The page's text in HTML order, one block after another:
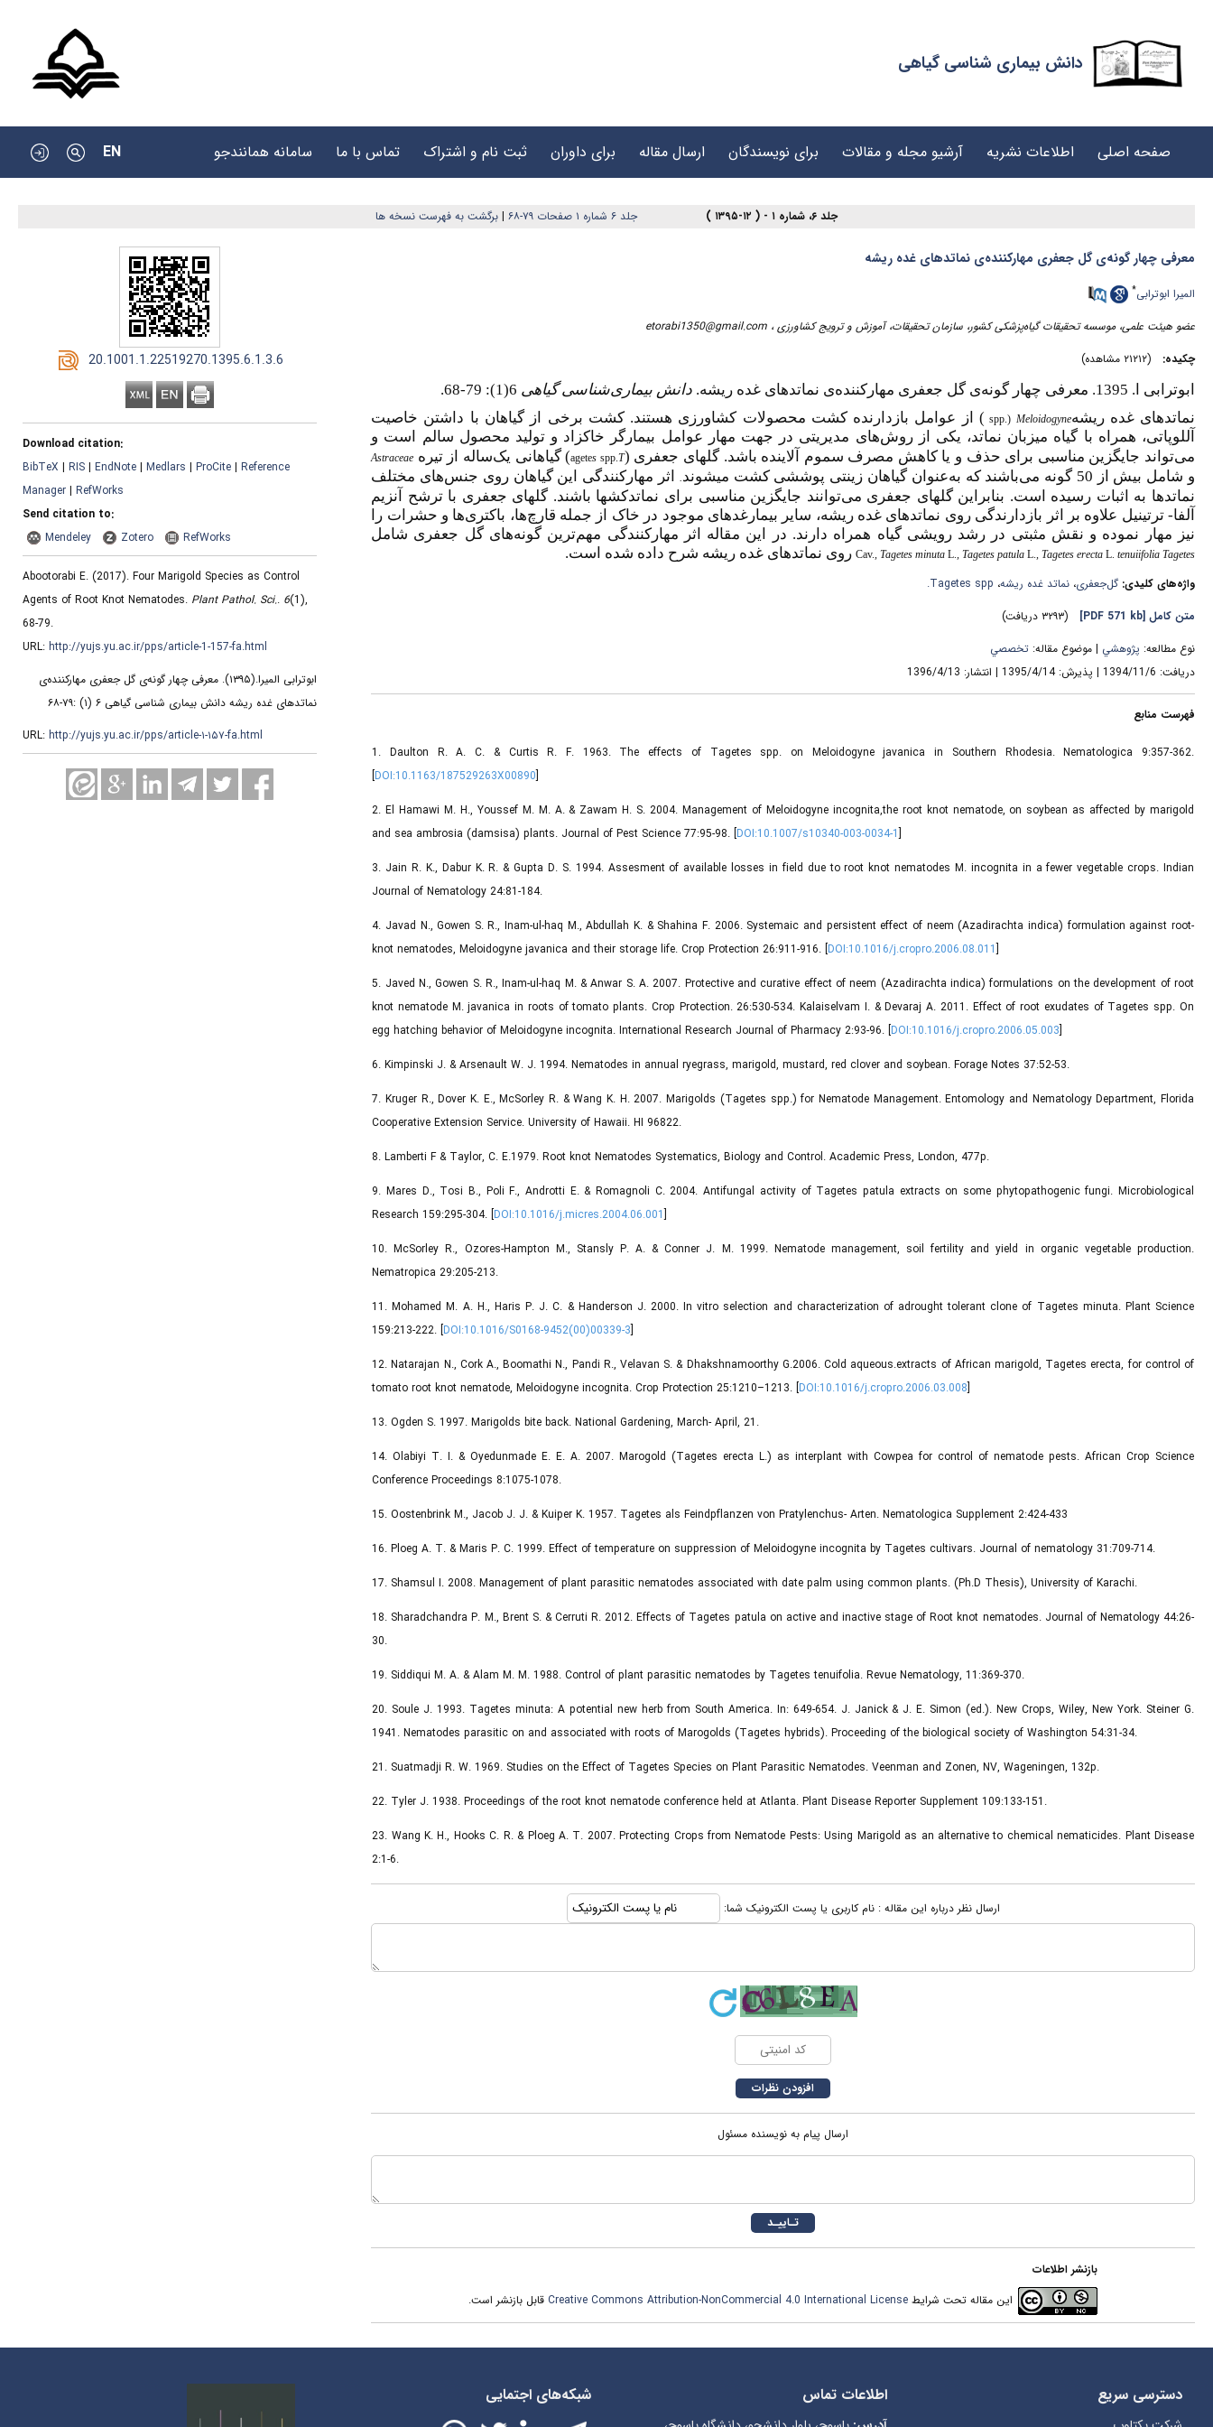
دانش بیماری شناسی گیاهی
صفحه اصلی اطلاعات نشریه آرشیو مجله و مقالات برای نویسندگان ارسال مقاله برای داوران ثبت نام و اشتراک تماس با ما سامانه همانندجو EN
جلد ۶، شماره ۱ - ( ۱۲-۱۳۹۵ ) جلد ۶ شماره ۱ صفحات ۷۹-۶۸ | برگشت به فهرست نسخه ها
‎ 20.1001.1.22519270.1395.6.1.3.6
Download citation:
BibTeX | RIS | EndNote | Medlars | ProCite | Reference
Manager | RefWorks
Send citation to:
Mendeley
Zotero RefWorks
Abootorabi E. (2017). Four Marigold Species as Control
Agents of Root Knot Nematodes. Plant Pathol. Sci.. 6(1),
68-79.
URL: http://yujs.yu.ac.ir/pps/article-1-157-fa.html
ابوترابی المیرا.(۱۳۹۵).
معرفی چهار گونه‌ی گل جعفری مهارکننده‌ی
نماتدهای غده ریشه دانش بیماری شناسی گیاهی ۶ (۱) :۷۹-۶۸
URL: http://yujs.yu.ac.ir/pps/article-۱-۱۵۷-fa.html
معرفی چهار گونه‌ی گل جعفری مهارکننده‌ی نماتدهای غده ریشه
المیرا ابوترابی*
عضو هیئت علمی، موسسه تحقیقات گیاه‌پزشکی کشور، سازمان تحقیقات، آموزش و ترویج کشاورزی ، etorabi1350@gmail.com
چکیده:
(۲۱۲۱۲ مشاهده)
ابوترابی ا. 1395. معرفی چهار گونه
ی گل جعفری مهارکننده‌ی نماتدهای غده ریشه. دانش بیماری‌شناسی گیاهی
نماتدهای غده ریشهMeloidogyne
spp.) ) از عوامل بازدارنده کشت محصولات کشاورزی هستند.کشت برخی از گیاهان با داشتن خاصیت
آللوپاتی، همراه با گیاه میزبان نماتد، یکی از روش‌های مدیریتی در جهت مهار
عوامل بیمارگر خاکزاد و تولید محصول سالم است و
می‌تواند جایگزین مناسبی برای حذف و یا کاهش مصرف سموم آلاینده باشد. گل­های جعفری (T
agetes spp.
) گیاهانی یک‌ساله از تیره Astraceae
و شامل بیش از به‌عنوان گیاهان زینتی پوششی کشت می­شوند. اثر مهار‌کنندگی این گیاهان روی جنس‌های مختلف
نماتدها به اثبات رسیده است. بنابراین گل­های­ جعفری می‌توانند جایگزین مناسبی برای نماتدکش­ها باشند. گل­های جعفری با ترشح آنزیم
آلفا- ترتینیل علاوه بر اثر بازدارندگی روی نماتدهای غده ریشه، سایر بیمارغدهای موجود در خاک از جمله قارچ‌ها، باکتری‌ها و حشرات را
نیز مهار نموده و نقش مثبتی در رشد رویشی گیاه همراه دارند. در این مقاله اثر مهارکنندگی مهم‌ترین گونه‌های گل جعفری شامل
Tagetes
tenuiifolia
Cav., Tagetes minuta L., Tagetes patula L., Tagetes erecta L. روی نماتدهای غده ریشه شرح داده شده است.
واژه‌های کلیدی: گل‌جعفری، نماتد غده ریشه، Tagetes spp.
متن کامل [PDF 571 kb]
(۳۲۹۳ دریافت)
نوع مطالعه: پژوهشي | موضوع مقاله: تخصصي
دریافت: 1394/11/6 | پذیرش: 1395/4/14 | انتشار: 1396/4/13
فهرست منابع
1. Daulton R. A. C. & Curtis R. F. 1963. The effects of Tagetes spp. on Meloidogyne javanica in Southern Rhodesia. Nematologica 9:357-362.
[DOI:10.1163/187529263X00890]
2. El Hamawi M. H., Youssef M. M. A. & Zawam H. S. 2004. Management of Meloidogyne incognita,the root knot nematode, on soybean as affected by marigold
and sea ambrosia (damsisa) plants. Journal of Pest Science 77:95-98. [DOI:10.1007/s10340-003-0034-1]
3. Jain R. K., Dabur K. R. & Gupta D. S. 1994. Assesment of available losses in field due to root knot nematodes M. incognita in a fewer vegetable crops. Indian
Journal of Nematology 24:81-184.
4. Javad N., Gowen S. R., Inam-ul-haq M., Abdullah K. & Shahina F. 2006. Systemaic and persistent effect of neem (Azadirachta indica) formulation against root-
knot nematodes, Meloidogyne javanica and their storage life. Crop Protection 26:911-916. [DOI:10.1016/j.cropro.2006.08.011]
5. Javed N., Gowen S. R., Inam-ul-haq M. & Anwar S. A. 2007. Protective and curative effect of neem (Azadirachta indica) formulations on the development of root
knot nematode M. javanica in roots of tomato plants. Crop Protection. 26:530-534. Kalaiselvam I. & Devaraj A. 2011. Effect of root exudates of Tagetes spp. On
egg hatching behavior of Meloidogyne incognita. International Research Journal of Pharmacy 2:93-96. [DOI:10.1016/j.cropro.2006.05.003]
6. Kimpinski J. & Arsenault W. J. 1994. Nematodes in annual ryegrass, marigold, mustard, red clover and soybean. Forage Notes 37:52-53.
7. Kruger R., Dover K. E., McSorley R. & Wang K. H. 2007. Marigolds (Tagetes spp.) for Nematode Management. Entomology and Nematology Department, Florida
Cooperative Extension Service. University of Hawaii. HI 96822.
8. Lamberti F & Taylor, C. E.1979. Root knot Nematodes Systematics, Biology and Control. Academic Press, London, 477p.
9. Mares D., Tosi B., Poli F., Androtti E. & Romagnoli C. 2004. Antifungal activity of Tagetes patula extracts on some phytopathogenic fungi. Microbiological
Research 159:295-304. [DOI:10.1016/j.micres.2004.06.001]
10. McSorley R., Ozores-Hampton M., Stansly P. A. & Conner J. M. 1999. Nematode management, soil fertility and yield in organic vegetable production.
Nematropica 29:205-213.
11. Mohamed M. A. H., Haris P. J. C. & Handerson J. 2000. In vitro selection and characterization of adrought tolerant clone of Tagetes minuta. Plant Science
159:213-222. [DOI:10.1016/S0168-9452(00)00339-3]
12. Natarajan N., Cork A., Boomathi N., Pandi R., Velavan S. & Dhakshnamoorthy G.2006. Cold aqueous.extracts of African marigold, Tagetes erecta, for control of
tomato root knot nematode, Meloidogyne incognita. Crop Protection 25:1210–1213. [DOI:10.1016/j.cropro.2006.03.008]
13. Ogden S. 1997. Marigolds bite back. National Gardening, March- April, 21.
14. Olabiyi T. I. & Oyedunmade E. E. A. 2007. Marogold (Tagetes erecta L.) as interplant with Cowpea for control of nematode pests. African Crop Science
Conference Proceedings 8:1075-1078.
15. Oostenbrink M., Jacob J. J. & Kuiper K. 1957. Tagetes als Feindpflanzen von Pratylenchus- Arten. Nematologica Supplement 2:424-433
16. Ploeg A. T. & Maris P. C. 1999. Effect of temperature on suppression of Meloidogyne incognita by Tagetes cultivars. Journal of nematology 31:709-714.
17. Shamsul I. 2008. Management of plant parasitic nematodes associated with date palm using common plants. (Ph.D Thesis), University of Karachi.
18. Sharadchandra P. M., Brent S. & Cerruti R. 2012. Effects of Tagetes patula on active and inactive stage of Root knot nematodes. Journal of Nematology 44:26-
30.
19. Siddiqui M. A. & Alam M. M. 1988. Control of plant parasitic nematodes by Tagetes tenuifolia. Revue Nematology, 11:369-370.
20. Soule J. 1993. Tagetes minuta: A potential new herb from South America. In: 649-654. J. Janick & J. E. Simon (ed.). New Crops, Wiley, New York. Steiner G.
1941. Nematodes parasitic on and associated with roots of Marogolds (Tagetes hybrids). Proceeding of the biological society of Washington 54:31-34.
21. Suatmadji R. W. 1969. Studies on the Effect of Tagetes Species on Plant Parasitic Nematodes. Veenman and Zonen, NV, Wageningen, 132p.
22. Tyler J. 1938. Proceedings of the root knot nematode conference held at Atlanta. Plant Disease Reporter Supplement 109:133-151.
23. Wang K. H., Hooks C. R. & Ploeg A. T. 2007. Protecting Crops from Nematode Pests: Using Marigold as an alternative to chemical nematicides. Plant Disease
2:1-6.
ارسال نظر درباره این مقاله : نام کاربری یا پست الکترونیک شما:
ارسال پیام به نویسنده مسئول
بازنشر اطلاعات
این مقاله تحت شرایط Creative Commons Attribution-NonCommercial 4.0 International Licenseقابل بازنشر است.
دسترسی سریع اطلاعات تماس شبکه‌های اجتمایی